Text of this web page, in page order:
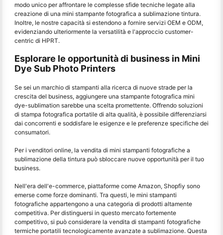
modo unico per affrontare le complesse sfide tecniche legate alla
creazione di una mini stampante fotografica a sublimazione tintura.
Inoltre, le nostre capacità si estendono a fornire servizi OEM e ODM,
evidenziando ulteriormente la versatilità e l'approccio customer-
centric di HPRT.
Esplorare le opportunità di business in Mini
Dye Sub Photo Printers
Se sei un marchio di stampanti alla ricerca di nuove strade per la
crescita del business, aggiungere una stampante fotografica mini
dye-sublimation sarebbe una scelta promettente. Offrendo soluzioni
di stampa fotografica portatile di alta qualità, è possibile differenziarsi
dai concorrenti e soddisfare le esigenze e le preferenze specifiche dei
consumatori.
Per i venditori online, la vendita di mini stampanti fotografiche a
sublimazione della tintura può sbloccare nuove opportunità per il tuo
business.
Nell'era dell'e-commerce, piattaforme come Amazon, Shopfiy sono
emerse come forze dominanti. Tra questi, le mini stampanti
fotografiche appartengono a una categoria di prodotti altamente
competitiva. Per distinguersi in questo mercato fortemente
competitivo, si può considerare la vendita di stampanti fotografiche
termiche portatili tecnologicamente avanzate a sublimazione. Questa